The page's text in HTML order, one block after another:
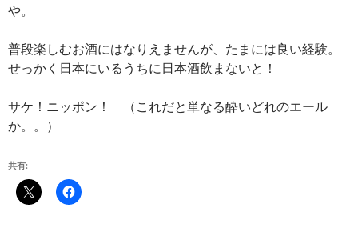
や。
普段楽しむお酒にはなりえませんが、たまには良い経験。
せっかく日本にいるうちに日本酒飲まないと！
サケ！ニッポン！ （これだと単なる酔いどれのエール
か。。）
共有: